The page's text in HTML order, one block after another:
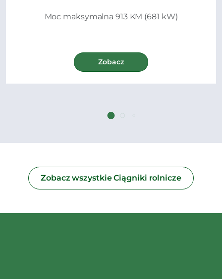
Moc maksymalna 913 KM (681 kW)
Zobacz
Zobacz wszystkie Ciągniki rolnicze